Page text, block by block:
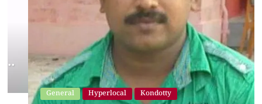
General Hyperlocal Kondotty